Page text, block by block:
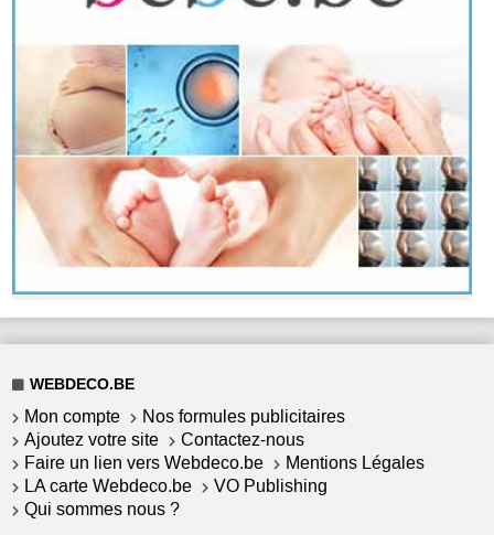
WEBDECO.BE
Mon compte
Nos formules publicitaires
Ajoutez votre site
Contactez-nous
Faire un lien vers Webdeco.be
Mentions Légales
LA carte Webdeco.be
VO Publishing
Qui sommes nous ?